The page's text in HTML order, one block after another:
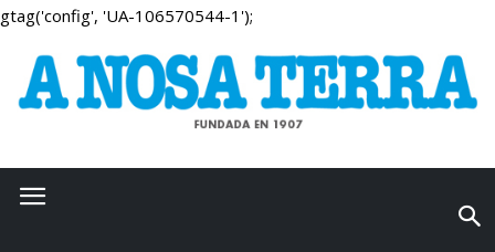
gtag('config', 'UA-106570544-1');